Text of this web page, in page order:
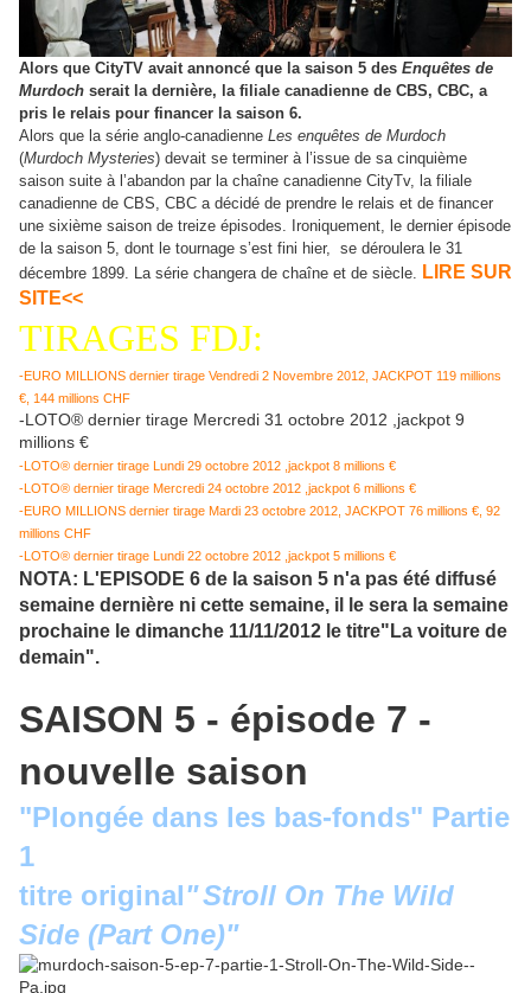
Alors que CityTV avait annoncé que la saison 5 des Enquêtes de
Murdoch serait la dernière, la filiale canadienne de CBS, CBC, a
pris le relais pour financer la saison 6.
Alors que la série anglo-canadienne Les enquêtes de Murdoch
(Murdoch Mysteries) devait se terminer à l’issue de sa cinquième
saison suite à l’abandon par la chaîne canadienne CityTv, la filiale
canadienne de CBS, CBC a décidé de prendre le relais et de financer
une sixième saison de treize épisodes. Ironiquement, le dernier épisode
de la saison 5, dont le tournage s’est fini hier, se déroulera le 31
décembre 1899. La série changera de chaîne et de siècle.
LIRE SUR
SITE<<
TIRAGES FDJ:
-EURO MILLIONS dernier tirage Vendredi 2 Novembre 2012, JACKPOT 119 millions
€, 144 millions CHF
-LOTO® dernier tirage Mercredi 31 octobre 2012 ,jackpot 9
millions €
-LOTO® dernier tirage Lundi 29 octobre 2012 ,jackpot 8 millions €
-LOTO® dernier tirage Mercredi 24 octobre 2012 ,jackpot 6 millions €
-EURO MILLIONS dernier tirage Mardi 23 octobre 2012, JACKPOT 76 millions €, 92
millions CHF
-LOTO® dernier tirage Lundi 22 octobre 2012 ,jackpot 5 millions €
NOTA: L'EPISODE 6 de la saison 5 n'a pas été diffusé
semaine dernière ni cette semaine, il le sera la semaine
prochaine le dimanche 11/11/2012 le titre"La voiture de
demain".
SAISON 5 - épisode 7 -
nouvelle saison
"Plongée dans les bas-fonds" Partie
1
titre original"Stroll On The Wild
Side (Part One)"